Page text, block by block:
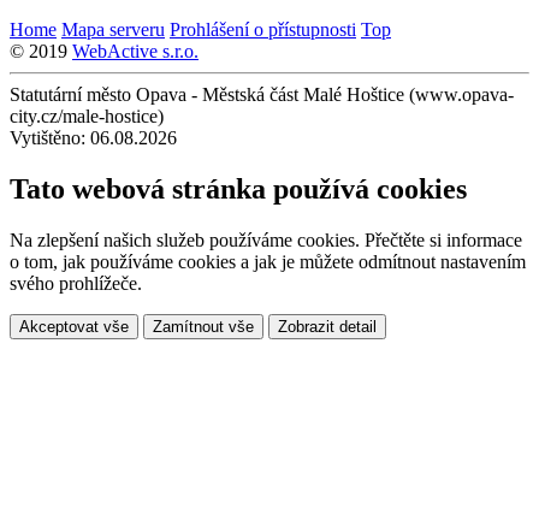
Home Mapa serveru Prohlášení o přístupnosti Top
© 2019 WebActive s.r.o.
Statutární město Opava - Městská část Malé Hoštice (www.opava-
city.cz/male-hostice)
Vytištěno: 06.08.2026
Tato webová stránka používá cookies
Na zlepšení našich služeb používáme cookies. Přečtěte si informace
o tom, jak používáme cookies a jak je můžete odmítnout nastavením
svého prohlížeče.
Akceptovat vše Zamítnout vše Zobrazit detail